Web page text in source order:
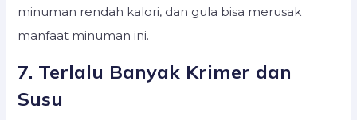
minuman rendah kalori, dan gula bisa merusak
manfaat minuman ini.
7. Terlalu Banyak Krimer dan
Susu